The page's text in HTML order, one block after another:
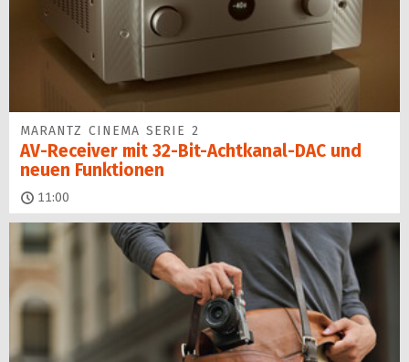
MARANTZ CINEMA SERIE 2
AV-Receiver mit 32-Bit-Acht­kanal-DAC und
neuen Funktionen
11:00